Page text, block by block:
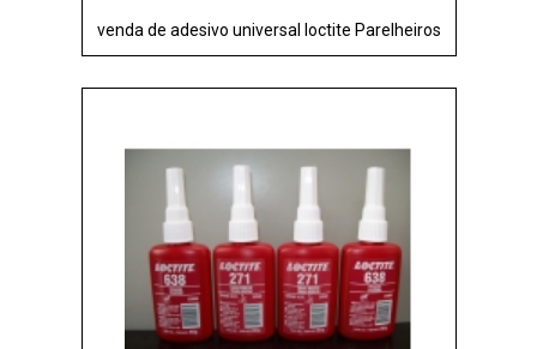
venda de adesivo universal loctite Parelheiros